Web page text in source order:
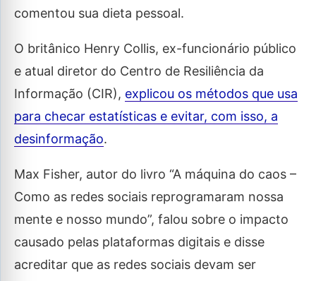
comentou sua dieta pessoal.
O britânico Henry Collis, ex-funcionário público
e atual diretor do Centro de Resiliência da
Informação (CIR), explicou os métodos que usa
para checar estatísticas e evitar, com isso, a
desinformação.
Max Fisher, autor do livro “A máquina do caos –
Como as redes sociais reprogramaram nossa
mente e nosso mundo”, falou sobre o impacto
causado pelas plataformas digitais e disse
acreditar que as redes sociais devam ser